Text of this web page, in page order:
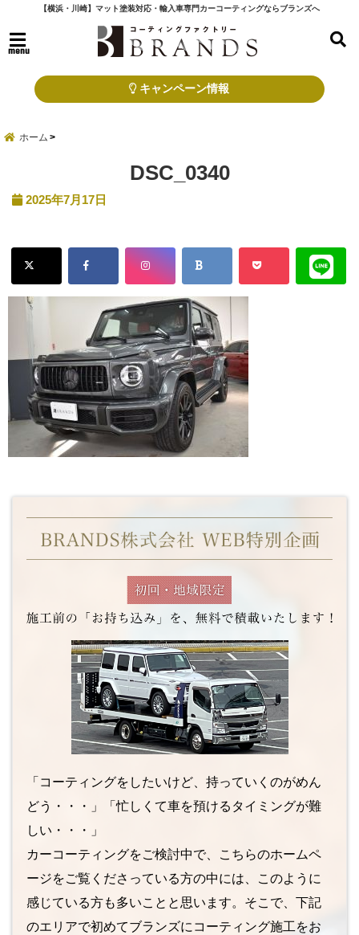
【横浜・川崎】マット塗装対応・輸入車専門カーコーティングならブランズへ
menu
キャンペーン情報
ホーム
DSC_0340
2025年7月17日
「コーティングをしたいけど、持っていくのがめん
どう・・・」「忙しくて車を預けるタイミングが難
しい・・・」
カーコーティングをご検討中で、こちらのホームペ
ージをご覧くださっている方の中には、このように
感じている方も多いことと思います。そこで、下記
のエリアで初めてブランズにコーティング施工をお